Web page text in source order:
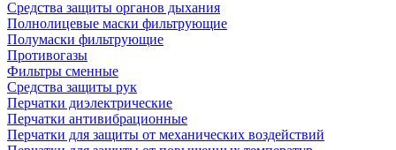
Средства защиты органов дыхания
Полнолицевые маски фильтрующие
Полумаски фильтрующие
Противогазы
Фильтры сменные
Средства защиты рук
Перчатки диэлектрические
Перчатки антивибрационные
Перчатки для защиты от механических воздействий